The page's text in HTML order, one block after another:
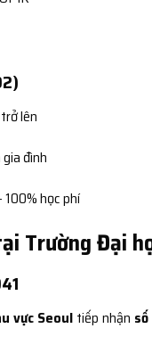
lên
đình
100% học phí
Trường Đại
vực Seoultiếp nhận